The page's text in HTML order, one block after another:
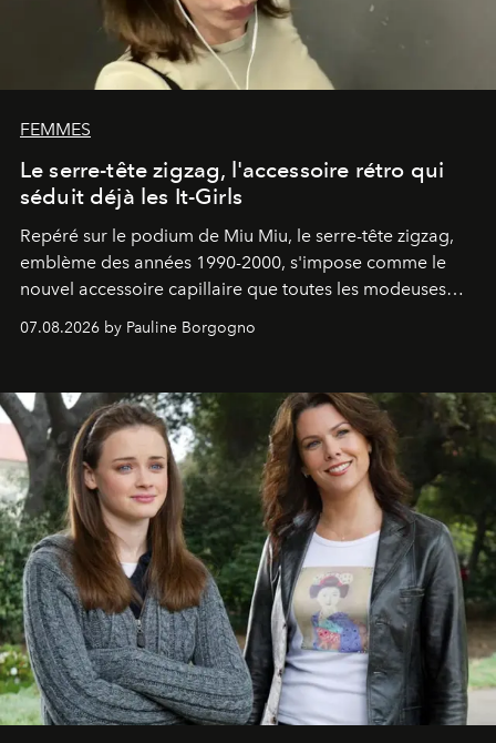
FEMMES
Le serre-tête zigzag, l'accessoire rétro qui
séduit déjà les It-Girls
Repéré sur le podium de Miu Miu, le serre-tête zigzag,
emblème des années 1990-2000, s'impose comme le
nouvel accessoire capillaire que toutes les modeuses
07.08.2026 by Pauline Borgogno